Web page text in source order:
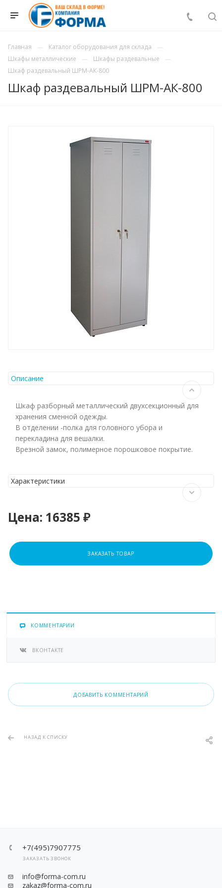
Главная
Каталог оборудования для склада
Шкафы металлические
Шкафы раздевальные
Шкаф раздевальный ШРМ-АК-800
Шкаф раздевальный ШРМ-АК-800
Описание
Шкаф разборный металлический двухсекционный для
хранения сменной одежды.
В отделении -полка для головного убора и
перекладина для вешалки.
Врезной замок, полимерное порошковое покрытие.
Характеристики
Цена: 16385 ₽
ЗАКАЗАТЬ ТОВАР
КОММЕНТАРИИ
ВКОНТАКТЕ
ДОБАВИТЬ КОММЕНТАРИЙ
НАЗАД К СПИСКУ
+7(495)7907775
ЗАКАЗАТЬ ЗВОНОК
info@forma-com.ru
zakaz@forma-com.ru